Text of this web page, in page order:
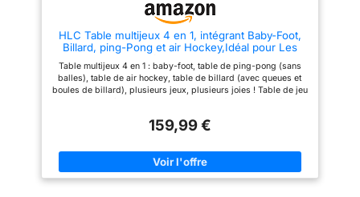
DE JEU IMMERSIVE】Qu'est-ce
Comptage pratique des points,
buts conformes aux règles et
un glissement fluide des balles
et des palets – véritable
sensation de compétition à la
TOUTES LES OCCASIONS】
Pour quelles occasions cette
salon entre amis, fêtes
détente en maison de vacances
HLC Table multijeux 4 en 1, intégrant Baby-Foot,
Billard, ping-Pong et air Hockey,Idéal pour Les
Adultes et Les Enfants, il constitue Le Cadeau
Parfait.
Table multijeux 4 en 1 : baby-foot, table de ping-pong (sans
balles), table de air hockey, table de billard (avec queues et
boules de billard), plusieurs jeux, plusieurs joies ! Table de jeu
embellissant votre environnent. Babyfoot robuste : Conçu avec
qualité et un tube en fer noir, garantissant une stabilité et une
résistance sans vibration, offrant une expérience de jeu
durable. Changer de jeu en un clin d'œil : déposez votre jeu de
159,99 €